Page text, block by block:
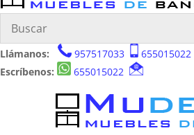
Llámanos: 957517033
655015022
Escríbenos:
655015022